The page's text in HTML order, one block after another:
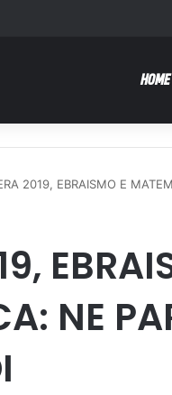
HOME
2019, EBRAISMO E
NE